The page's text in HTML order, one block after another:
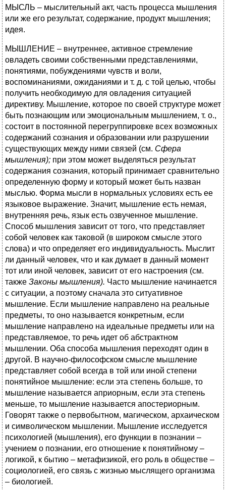
МЫСЛЬ – мыслительный акт, часть процесса мышления
или же его результат, содержание, продукт мышления;
идея.
МЫШЛЕНИЕ – внутреннее, активное стремление
овладеть своими собственными представлениями,
понятиями, побуждениями чувств и воли,
воспоминаниями, ожиданиями и т. д. с той целью, чтобы
получить необходимую для овладения ситуацией
директиву. Мышление, которое по своей структуре может
быть познающим или эмоциональным мышлением, т. о.,
состоит в постоянной перегруппировке всех возможных
содержаний сознания и образовании или разрушении
существующих между ними связей (см. Сфера
мышления); при этом может выделяться результат
содержания сознания, который принимает сравнительно
определенную форму и который может быть назван
мыслью. Форма мысли в нормальных условиях есть ее
языковое выражение. Значит, мышление есть немая,
внутренняя речь, язык есть озвученное мышление.
Способ мышления зависит от того, что представляет
собой человек как таковой (в широком смысле этого
слова) и что определяет его индивидуальность. Мыслит
ли данный человек, что и как думает в данный момент
тот или иной человек, зависит от его настроения (см.
также Законы мышления). Часто мышление начинается
с ситуации, а поэтому сначала это ситуативное
мышление. Если мышление направлено на реальные
предметы, то оно называется конкретным, если
мышление направлено на идеальные предметы или на
представляемое, то речь идет об абстрактном
мышлении. Оба способа мышления переходят один в
другой. В научно-философском смысле мышление
представляет собой всегда в той или иной степени
понятийное мышление: если эта степень больше, то
мышление называется априорным, если эта степень
меньше, то мышление называется апостериорным.
Говорят также о первобытном, магическом, архаическом
и символическом мышлении. Мышление исследуется
психологией (мышления), его функции в познании –
учением о познании, его отношение к понятийному –
логикой, к бытию – метафизикой, его роль в обществе –
социологией, его связь с жизнью мыслящего организма
– биологией.